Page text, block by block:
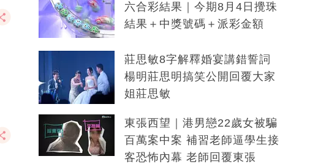
六合彩結果｜今期8月4日攪珠
結果＋中獎號碼＋派彩金額
莊思敏8字解釋婚宴講錯誓詞
楊明莊思明搞笑公開回覆大家
姐莊思敏
東張西望｜港男戀22歲女被騙
百萬案中案 補習老師逼學生接
客恐怖內幕 老師回覆東張